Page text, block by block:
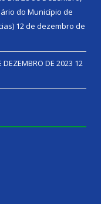
do Município de
12 de dezembro de
DEZEMBRO DE 2023 12